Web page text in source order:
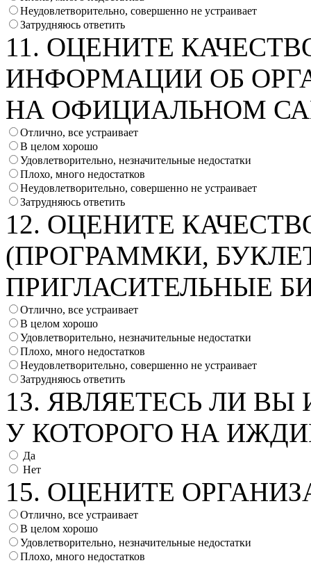
Неудовлетворительно, совершенно не устраивает
Затрудняюсь ответить
11. ОЦЕНИТЕ
ИНФОРМАЦИИ ОБ
НА ОФИЦИАЛЬНОМ
Отлично, все устраивает
В целом хорошо
Удовлетворительно, незначительные недостатки
Плохо, много недостатков
Неудовлетворительно, совершенно не устраивает
Затрудняюсь ответить
12. ОЦЕНИТЕ
(ПРОГРАММКИ,
ПРИГЛАСИТЕЛЬНЫЕ
Отлично, все устраивает
В целом хорошо
Удовлетворительно, незначительные недостатки
Плохо, много недостатков
Неудовлетворительно, совершенно не устраивает
Затрудняюсь ответить
13. ЯВЛЯЕТЕСЬ ЛИ
У КОТОРОГО НА
Да
Нет
15. ОЦЕНИТЕ
Отлично, все устраивает
В целом хорошо
Удовлетворительно, незначительные недостатки
Плохо, много недостатков